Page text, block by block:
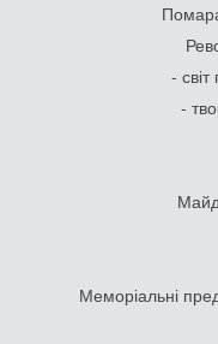
-
-
Меморіальні